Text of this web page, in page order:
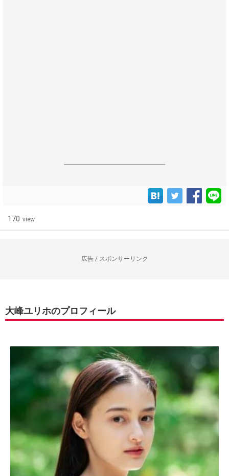
------------------------------------------------------------------
170 view
広告 / スポンサーリンク
大峰ユリホのプロフィール